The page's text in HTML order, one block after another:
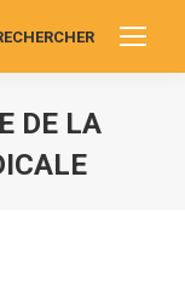
DE LA